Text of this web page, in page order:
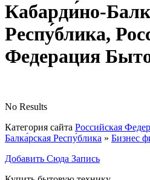
Кабарди́но-
Респу́блика,
Федерация
No Results
Категория сайта Российская
Балка́рская Респу́блика » Бизнес
Добавить Сюда Запись